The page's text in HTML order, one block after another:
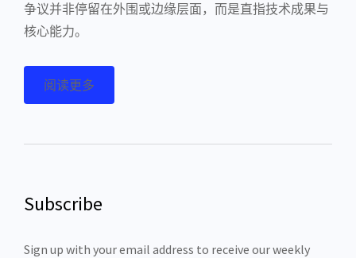
争议并非停留在外围或边缘层面，而是直指技术成果与
核心能力。
阅读更多
Subscribe
Sign up with your email address to receive our weekly